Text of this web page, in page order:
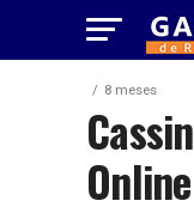
8 meses
Online